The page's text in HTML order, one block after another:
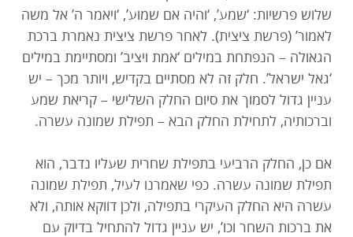
שלוש פרשיות: ‘שמע’, ‘והיה אם שמוע’, ‘ויאמר ה’ אל משה
לאמור’ (פרשת ציצית). לאחר פרשת ציצית נאמרת ברכת
הגאולה – הנפתחת במילים ‘אמת ויציב’ ומסתיימת במילים
‘גאל ישראל’. חלק זה לא מסתיים בקדיש, ויותר מכך – יש
עניין גדול לסמוך את סיום החלק השלישי – קריאת שמע
וברכותיה, לתחילת החלק הבא – תפילת שמונה עשרה.
אם כן, החלק הרביעי בתפילת שחרית שעליו נדבר, הוא
תפילת שמונה עשרה. כפי שאמרנו לעיל, תפילת שמונה
עשרה היא החלק העיקרי בתפילה, ולכן דווקא אותה, ולא
את ברכות השחר וכו’, יש עניין גדול להתחיל בדיוק עם